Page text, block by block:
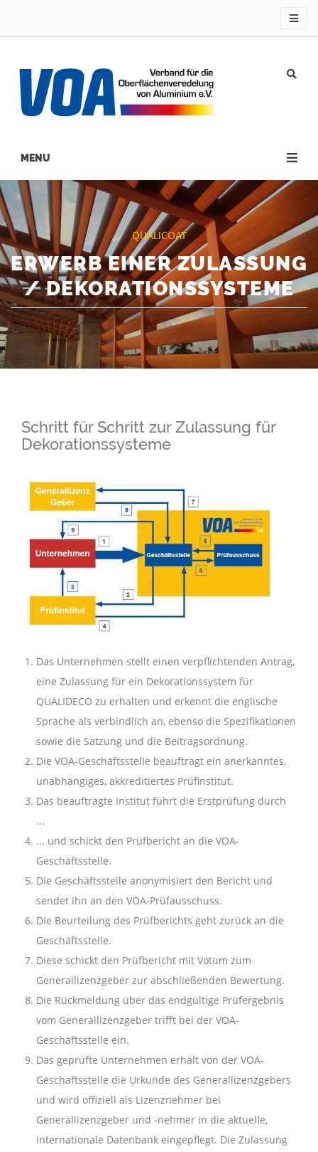
Main
navigation
QUALICOAT
ERWERB EINER ZULASSUNG
/ DEKORATIONSSYSTEME
Schritt für Schritt zur Zulassung für
Dekorationssysteme
Das Unternehmen stellt einen verpflichtenden Antrag,
eine Zulassung für ein Dekorationssystem für
QUALIDECO zu erhalten und erkennt die englische
Sprache als verbindlich an, ebenso die Spezifikationen
sowie die Satzung und die Beitragsordnung.
Die VOA-Geschäftsstelle beauftragt ein anerkanntes,
unabhängiges, akkreditiertes Prüfinstitut.
Das beauftragte Institut führt die Erstprüfung durch
...
... und schickt den Prüfbericht an die VOA-
Geschäftsstelle.
Die Geschäftsstelle anonymisiert den Bericht und
sendet ihn an den VOA-Prüfausschuss.
Die Beurteilung des Prüfberichts geht zurück an die
Geschäftsstelle.
Diese schickt den Prüfbericht mit Votum zum
Generallizenzgeber zur abschließenden Bewertung.
Die Rückmeldung über das endgültige Prüfergebnis
vom Generallizenzgeber trifft bei der VOA-
Geschäftsstelle ein.
Das geprüfte Unternehmen erhält von der VOA-
Geschäftsstelle die Urkunde des Generallizenzgebers
und wird offiziell als Lizenznehmer bei
Generallizenzgeber und -nehmer in die aktuelle,
internationale Datenbank eingepflegt. Die Zulassung